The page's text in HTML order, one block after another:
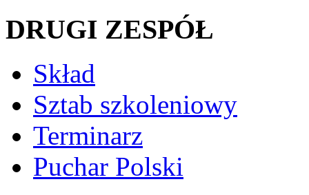
DRUGI ZESPÓŁ
Skład
Sztab szkoleniowy
Terminarz
Puchar Polski